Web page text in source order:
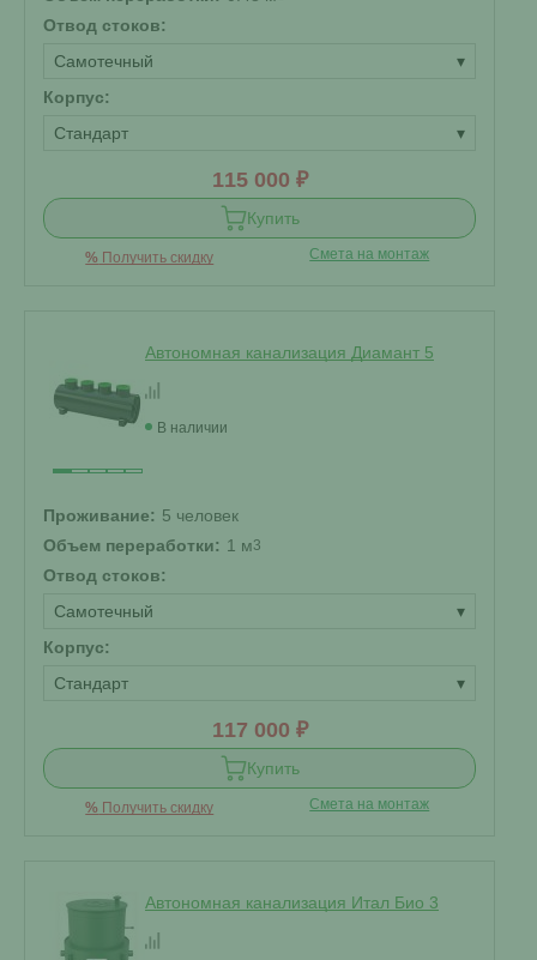
Отвод стоков:
Самотечный
▾
Корпус:
Стандарт
▾
115 000 ₽
Купить
% Получить скидку Смета на монтаж
Автономная канализация Диамант 5
В наличии
Проживание: 5 человек
Объем переработки: 1 м3
Отвод стоков:
Самотечный
▾
Корпус:
Стандарт
▾
117 000 ₽
Купить
% Получить скидку Смета на монтаж
Автономная канализация Итал Био 3